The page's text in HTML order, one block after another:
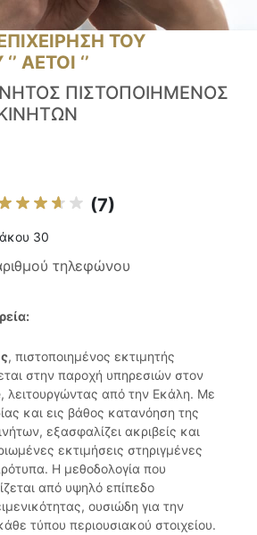
ΤΟΥ
ΑΕΤΟΙ ‘’
ΠΙΣΤΟΠΟΙΗΜΕΝΟΣ
(7)
30
τηλεφώνου
, πιστοποιημένος εκτιμητής
στην παροχή υπηρεσιών στον
λειτουργώντας από την Εκάλη. Με
και εις βάθος κατανόηση της
εξασφαλίζει ακριβείς και
εκτιμήσεις στηριγμένες
Η μεθοδολογία που
από υψηλό επίπεδο
ουσιώδη για την
τύπου περιουσιακού στοιχείου.